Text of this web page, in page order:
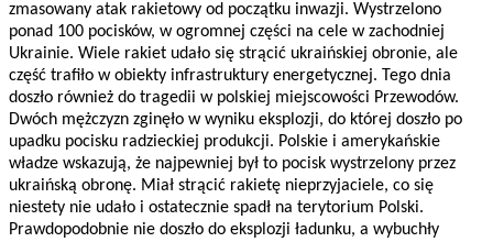
zmasowany atak rakietowy od początku inwazji. Wystrzelono
ponad 100 pocisków, w ogromnej części na cele w zachodniej
Ukrainie. Wiele rakiet udało się strącić ukraińskiej obronie, ale
część trafiło w obiekty infrastruktury energetycznej. Tego dnia
doszło również do tragedii w polskiej miejscowości Przewodów.
Dwóch mężczyzn zginęło w wyniku eksplozji, do której doszło po
upadku pocisku radzieckiej produkcji. Polskie i amerykańskie
władze wskazują, że najpewniej był to pocisk wystrzelony przez
ukraińską obronę. Miał strącić rakietę nieprzyjaciele, co się
niestety nie udało i ostatecznie spadł na terytorium Polski.
Prawdopodobnie nie doszło do eksplozji ładunku, a wybuchły